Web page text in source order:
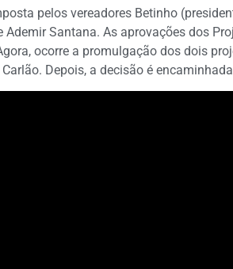
pelos vereadores Betinho
Ademir Santana. As aprovações dos
ocorre a promulgação dos dois
Depois, a decisão é